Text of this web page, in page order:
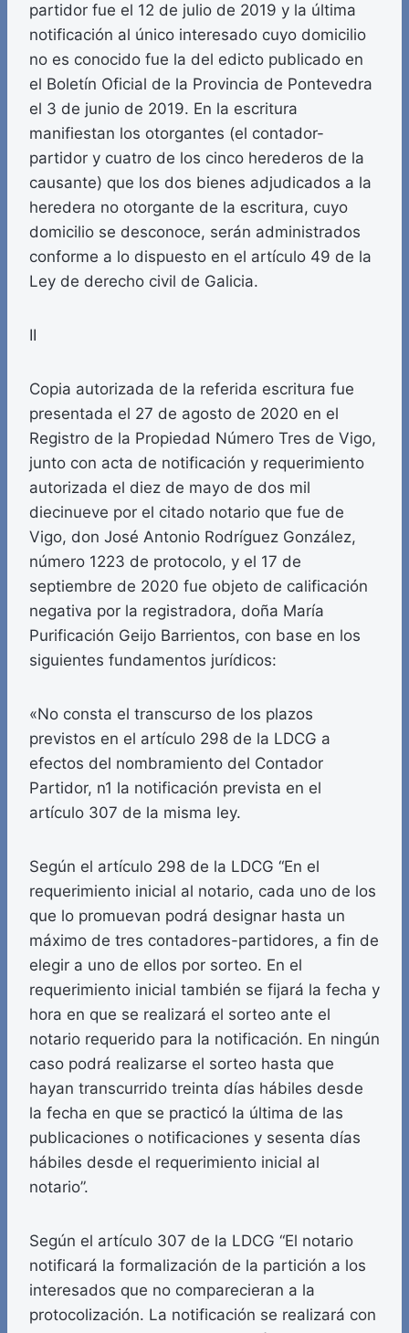
partidor fue el 12 de julio de 2019 y la última
notificación al único interesado cuyo domicilio
no es conocido fue la del edicto publicado en
el Boletín Oficial de la Provincia de Pontevedra
el 3 de junio de 2019. En la escritura
manifiestan los otorgantes (el contador-
partidor y cuatro de los cinco herederos de la
causante) que los dos bienes adjudicados a la
heredera no otorgante de la escritura, cuyo
domicilio se desconoce, serán administrados
conforme a lo dispuesto en el artículo 49 de la
Ley de derecho civil de Galicia.
II
Copia autorizada de la referida escritura fue
presentada el 27 de agosto de 2020 en el
Registro de la Propiedad Número Tres de Vigo,
junto con acta de notificación y requerimiento
autorizada el diez de mayo de dos mil
diecinueve por el citado notario que fue de
Vigo, don José Antonio Rodríguez González,
número 1223 de protocolo, y el 17 de
septiembre de 2020 fue objeto de calificación
negativa por la registradora, doña María
Purificación Geijo Barrientos, con base en los
siguientes fundamentos jurídicos:
«No consta el transcurso de los plazos
previstos en el artículo 298 de la LDCG a
efectos del nombramiento del Contador
Partidor, n1 la notificación prevista en el
artículo 307 de la misma ley.
Según el artículo 298 de la LDCG “En el
requerimiento inicial al notario, cada uno de los
que lo promuevan podrá designar hasta un
máximo de tres contadores-partidores, a fin de
elegir a uno de ellos por sorteo. En el
requerimiento inicial también se fijará la fecha y
hora en que se realizará el sorteo ante el
notario requerido para la notificación. En ningún
caso podrá realizarse el sorteo hasta que
hayan transcurrido treinta días hábiles desde
la fecha en que se practicó la última de las
publicaciones o notificaciones y sesenta días
hábiles desde el requerimiento inicial al
notario”.
Según el artículo 307 de la LDCG “El notario
notificará la formalización de la partición a los
interesados que no comparecieran a la
protocolización. La notificación se realizará con